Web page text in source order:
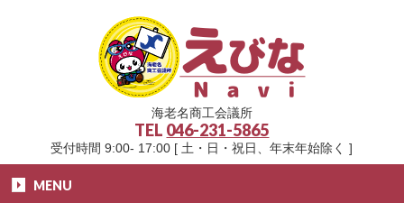
海老名商工会議所
TEL 046-231-5865
受付時間 9:00- 17:00 [ 土・日・祝日、年末年始除く ]
MENU